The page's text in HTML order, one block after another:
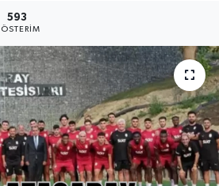
593